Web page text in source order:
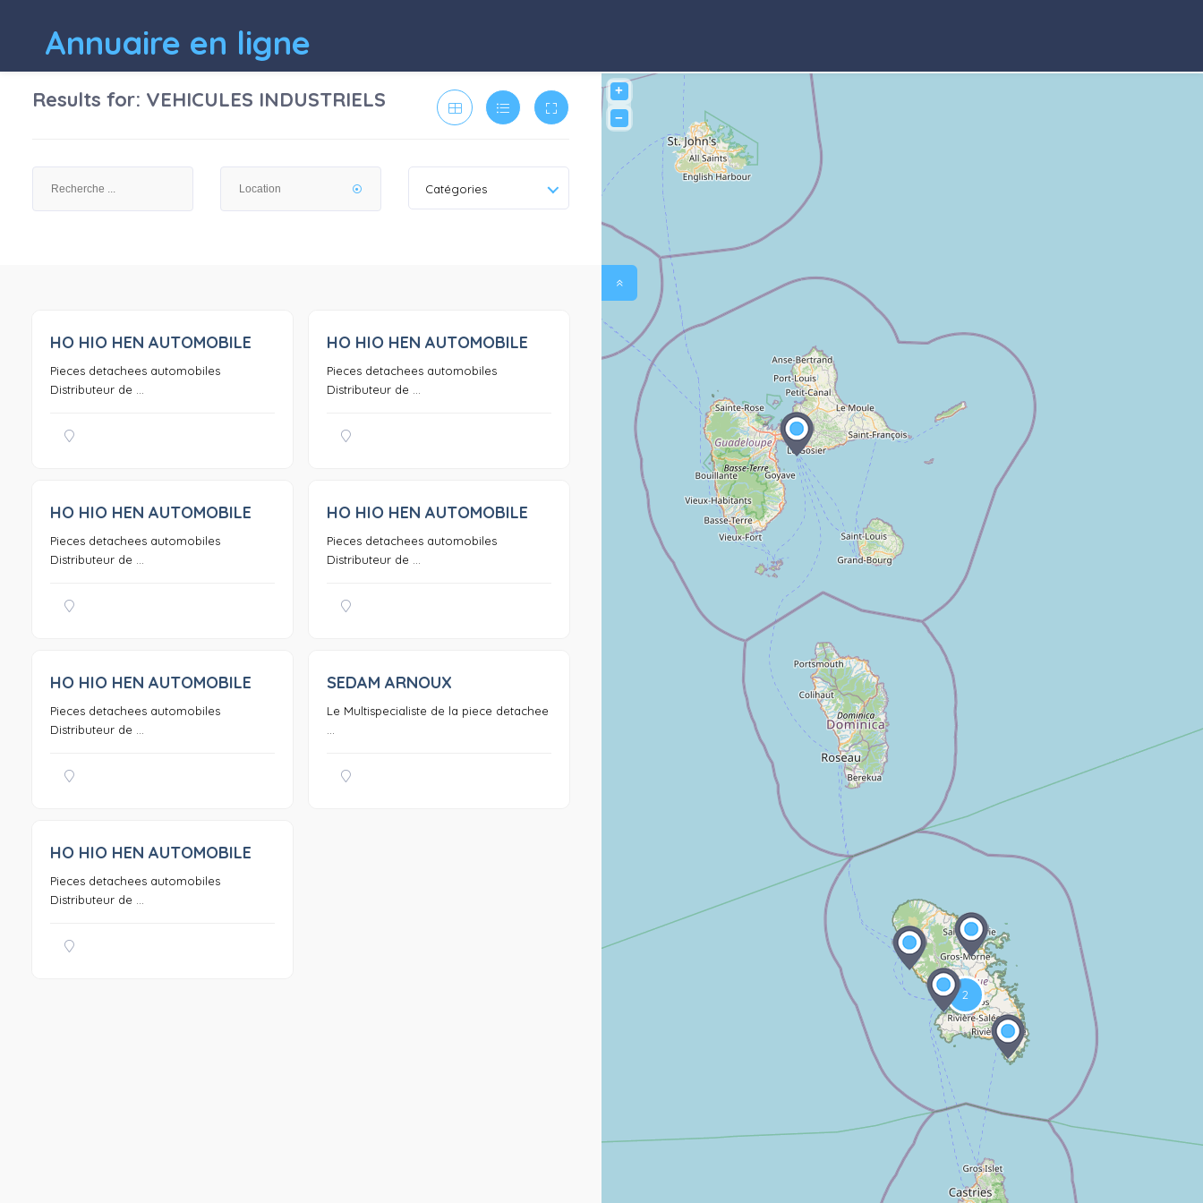
Annuaire en ligne
+
−
Results for: VEHICULES INDUSTRIELS
Catégories
0
HO HIO HEN AUTOMOBILE
Pieces detachees automobiles
Distributeur de ...
0
HO HIO HEN AUTOMOBILE
Pieces detachees automobiles
Distributeur de ...
0
HO HIO HEN AUTOMOBILE
Pieces detachees automobiles
Distributeur de ...
0
HO HIO HEN AUTOMOBILE
Pieces detachees automobiles
Distributeur de ...
0
HO HIO HEN AUTOMOBILE
Pieces detachees automobiles
Distributeur de ...
SEDAM ARNOUX
Le Multispecialiste de la piece detachee
0
HO HIO HEN AUTOMOBILE
Pieces detachees automobiles
Distributeur de ...